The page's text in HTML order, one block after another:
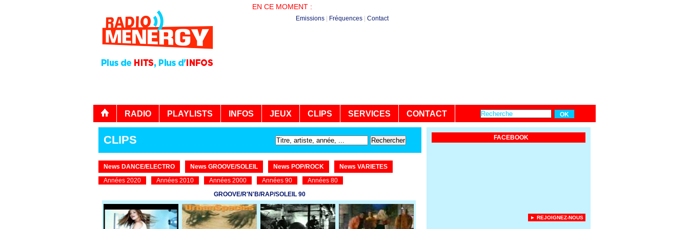
EN CE MOMENT :
Emissions Fréquences Contact
RADIO PLAYLISTS INFOS JEUX CLIPS SERVICES CONTACT
CLIPS
News DANCE/ELECTRO News GROOVE/SOLEIL News POP/ROCK
News VARIETES
Années 2020
Années 2010 Années 2000 Années 90
Années 80
GROOVE/R'N'B/RAP/SOLEIL 90
FACEBOOK
► REJOIGNEZ-NOUS